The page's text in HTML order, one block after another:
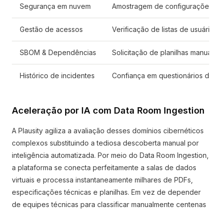
Segurança em nuvem Amostragem de configurações
Gestão de acessos Verificação de listas de
SBOM & Dependências Solicitação de planilhas
Histórico de incidentes Confiança em questionários de
Aceleração por IA com Data Room Ingestion
A Plausity agiliza a avaliação desses domínios cibernéticos
complexos substituindo a tediosa descoberta manual por
inteligência automatizada. Por meio do Data Room Ingestion,
a plataforma se conecta perfeitamente a salas de dados
virtuais e processa instantaneamente milhares de PDFs,
especificações técnicas e planilhas. Em vez de depender
de equipes técnicas para classificar manualmente centenas